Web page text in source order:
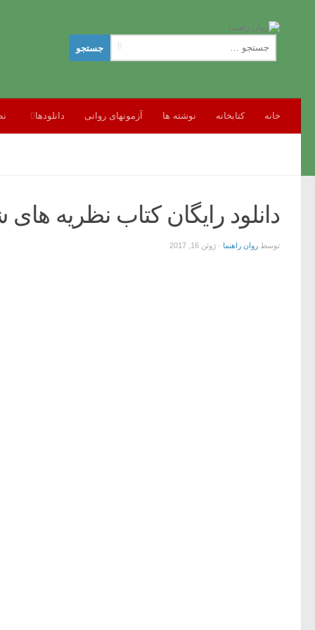
برای:
خانه کتابخانه نوشته ها آزمونهای روانی دانلودها
دانلود رایگان کتاب
توسط روان راهنما · ژوئن 16, 2017